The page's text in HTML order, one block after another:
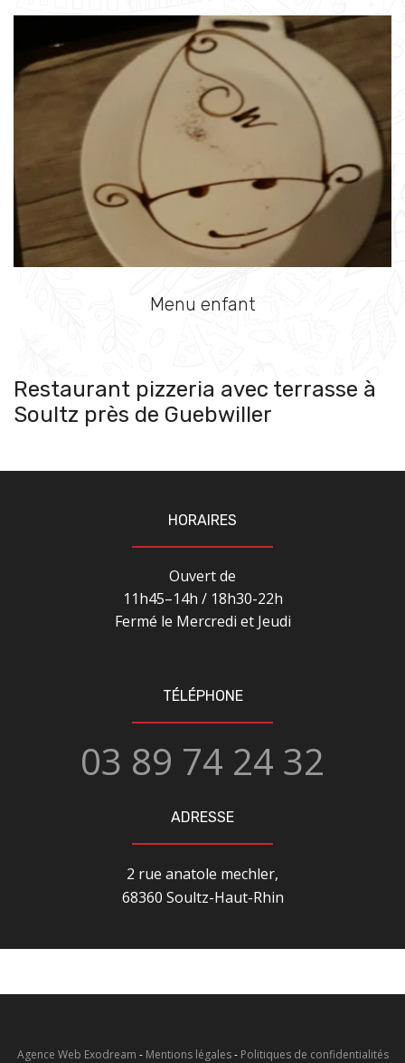
Menu enfant
Restaurant pizzeria avec terrasse à
Soultz près de Guebwiller
HORAIRES
Ouvert de
11h45–14h / 18h30-22h
Fermé le Mercredi et Jeudi
TÉLÉPHONE
03 89 74 24 32
ADRESSE
2 rue anatole mechler,
68360 Soultz-Haut-Rhin
Agence Web Exodream - Mentions légales- Politiques de confidentialités